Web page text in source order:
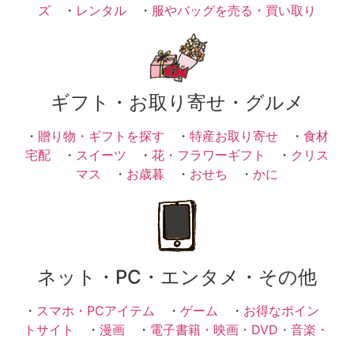
ズ ・ レンタル ・ 服やバッグを売る・買い取り
ギフト・お取り寄せ・グルメ
・ 贈り物・ギフトを探す ・ 特産お取り寄せ ・ 食材
宅配 ・ スイーツ ・ 花・フラワーギフト ・ クリス
マス ・ お歳暮 ・ おせち ・ かに
ネット・PC・エンタメ・その他
・ スマホ・PCアイテム ・ ゲーム ・ お得なポイン
トサイト
・ 漫画 ・ 電子書籍・映画・DVD・音楽・